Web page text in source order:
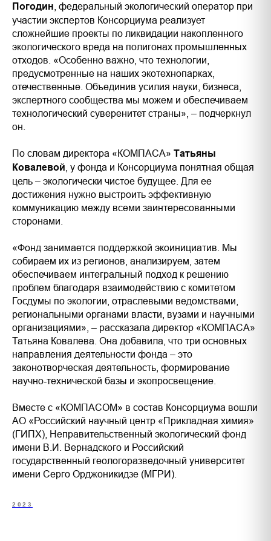
Погодин , федеральный экологический оператор при
участии экспертов Консорциума реализует
сложнейшие проекты по ликвидации накопленного
экологического вреда на полигонах промышленных
отходов. «Особенно важно, что технологии,
предусмотренные на наших экотехнопарках,
отечественные. Объединив усилия науки, бизнеса,
экспертного сообщества мы можем и обеспечиваем
технологический суверенитет страны», – подчеркнул
он.
По словам директора «КОМПАСА» Татьяны
Ковалевой , у фонда и Консорциума понятная общая
цель – экологически чистое будущее. Для ее
достижения нужно выстроить эффективную
коммуникацию между всеми заинтересованными
сторонами.
«Фонд занимается поддержкой экоинициатив. Мы
собираем их из регионов, анализируем, затем
обеспечиваем интегральный подход к решению
проблем благодаря взаимодействию с комитетом
Госдумы по экологии, отраслевыми ведомствами,
региональными органами власти, вузами и научными
организациями», – рассказала директор «КОМПАСА»
Татьяна Ковалева. Она добавила, что три основных
направления деятельности фонда – это
законотворческая деятельность, формирование
научно-технической базы и экопросвещение.
Вместе с «КОМПАСОМ» в состав Консорциума вошли
АО «Российский научный центр «Прикладная химия»
(ГИПХ), Неправительственный экологический фонд
имени В.И. Вернадского и Российский
государственный геологоразведочный университет
имени Серго Орджоникидзе (МГРИ).
2023